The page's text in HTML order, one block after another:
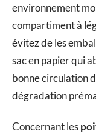
environnement
compartiment à
évitez de les
sac en papier qui
bonne circulation
dégradation
Concernant les